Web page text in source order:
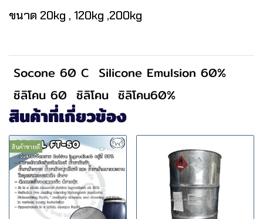
ขนาด 20kg , 120kg ,200kg
Socone 60 C Silicone Emulsion 60%
ซิลิโคน 60 ซิลิโคน ซิลิโคน60%
สินค้าที่เกี่ยวข้อง
สินค้าขายดี